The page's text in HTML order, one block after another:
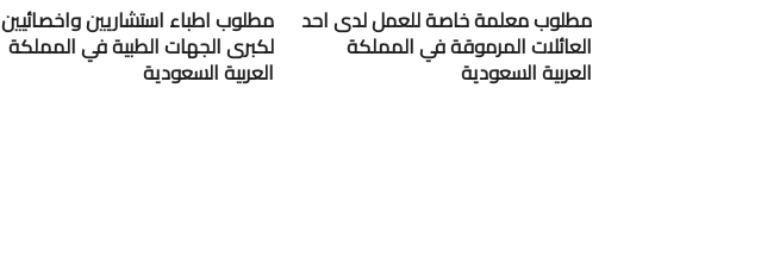
مطلوب معلمة خاصة للعمل لدى احد
العائلات المرموقة في المملكة
العربية السعودية
مطلوب اطباء استشاريين واخصائيين
لكبرى الجهات الطبية في المملكة
العربية السعودية